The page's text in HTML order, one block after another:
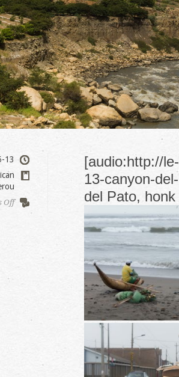
13
Offon
Canyon
[audio:http://
13-canyon-
del Pato,